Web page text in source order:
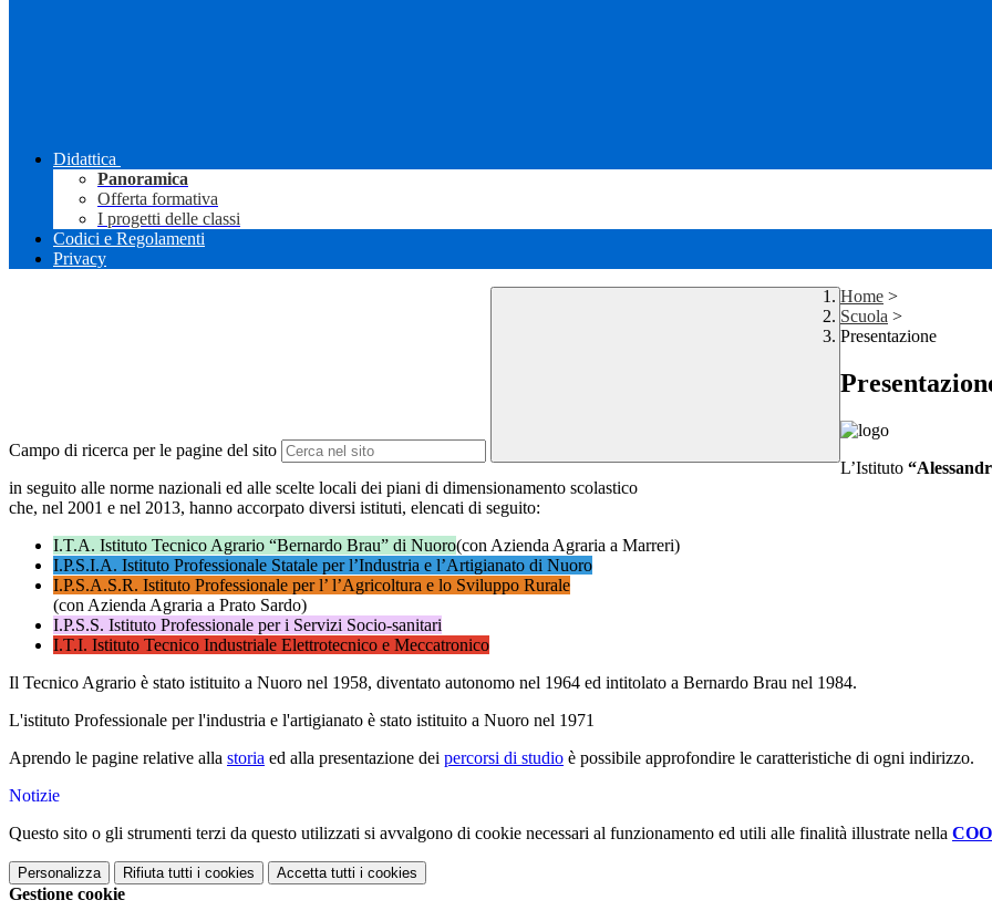
Didattica
Panoramica
Offerta formativa
I progetti delle classi
Codici e Regolamenti
Privacy
Campo di ricerca per le pagine del sito
Home >
Scuola >
Presentazione
L’Istituto
in seguito alle norme nazionali ed alle scelte locali dei piani di dimensionamento scolastico
che, nel 2001 e nel 2013, hanno accorpato diversi istituti, elencati di seguito:
I.T.A. Istituto Tecnico Agrario “Bernardo Brau” di Nuoro(con Azienda Agraria a Marreri)
I.P.S.I.A. Istituto Professionale Statale per l’Industria e l’Artigianato di Nuoro
I.P.S.A.S.R. Istituto Professionale per l’ l’Agricoltura e lo Sviluppo Rurale
(con Azienda Agraria a Prato Sardo)
I.P.S.S. Istituto Professionale per i Servizi Socio-sanitari
I.T.I. Istituto Tecnico Industriale Elettrotecnico e Meccatronico
Il Tecnico Agrario è stato istituito a Nuoro nel 1958, diventato autonomo nel 1964 ed intitolato a Bernardo Brau nel 1984.
L'istituto Professionale per l'industria e l'artigianato è stato istituito a Nuoro nel 1971
Aprendo le pagine relative alla storia ed alla presentazione dei percorsi di studio è possibile approfondire le caratteristiche di ogni indirizzo.
Notizie
Questo sito o gli strumenti terzi da questo utilizzati si avvalgono di cookie necessari al funzionamento ed utili alle finalità illustrate nella
Personalizza Rifiuta tutti i cookies Accetta tutti i cookies
Gestione cookie